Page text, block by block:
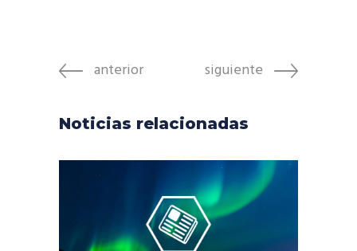
anterior siguiente
Noticias relacionadas